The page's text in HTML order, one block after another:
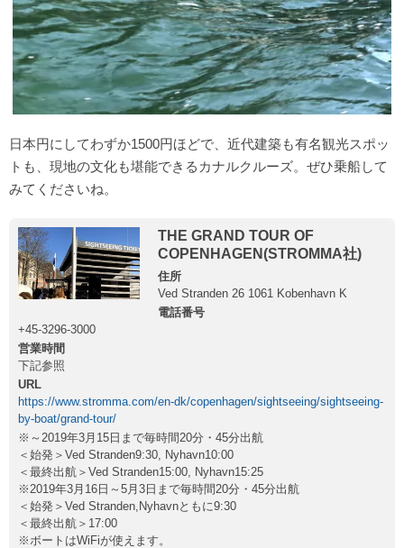
日本円にしてわずか1500円ほどで、近代建築も有名観光スポッ
トも、現地の文化も堪能できるカナルクルーズ。ぜひ乗船して
みてくださいね。
THE GRAND TOUR OF
COPENHAGEN(STROMMA社)
住所
Ved Stranden 26 1061 Kobenhavn K
電話番号
+45-3296-3000
営業時間
下記参照
URL
https://www.stromma.com/en-dk/copenhagen/sightseeing/sightseeing-
by-boat/grand-tour/
※～2019年3月15日まで毎時間20分・45分出航
＜始発＞Ved Stranden9:30, Nyhavn10:00
＜最終出航＞Ved Stranden15:00, Nyhavn15:25
※2019年3月16日～5月3日まで毎時間20分・45分出航
＜始発＞Ved Stranden,Nyhavnともに9:30
＜最終出航＞17:00
※ボートはWiFiが使えます。